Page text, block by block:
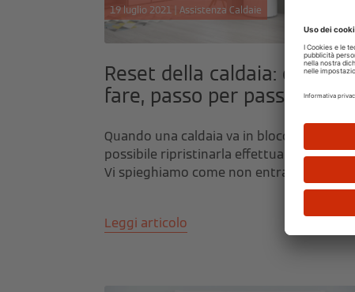
19 luglio 2021 | Assistenza Caldaie
Reset della caldaia: come
fare, passo per passo
Quando una caldaia va in blocco, è
possibile ripristinarla effettuando il reset.
Vi spieghiamo come non entrare nel...
Leggi articolo